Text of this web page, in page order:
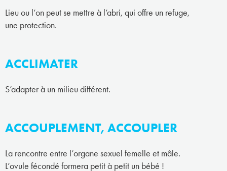
Lieu ou l’on peut se mettre à l’abri, qui offre un refuge,
une protection.
ACCLIMATER
S’adapter à un milieu différent.
ACCOUPLEMENT, ACCOUPLER
La rencontre entre l’organe sexuel femelle et mâle.
L’ovule fécondé formera petit à petit un bébé !